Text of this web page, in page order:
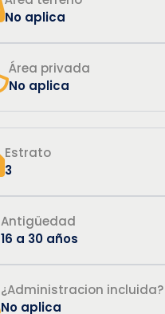
No aplica
Área privada
No aplica
Estrato
3
Antigüedad
16 a 30 años
¿Administracion incluida?
No aplica